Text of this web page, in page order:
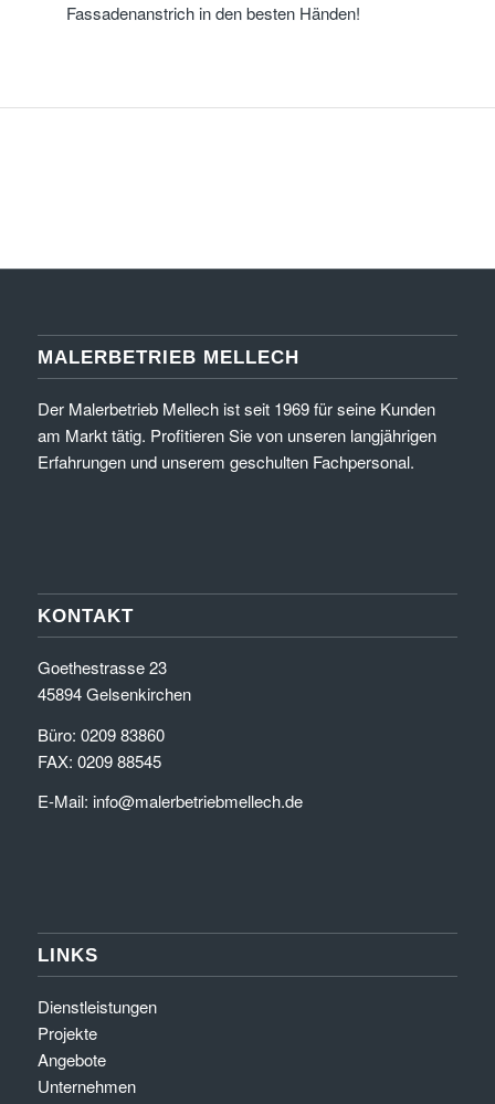
Fassadenanstrich in den besten Händen!
MALERBETRIEB MELLECH
Der Malerbetrieb Mellech ist seit 1969 für seine Kunden
am Markt tätig. Profitieren Sie von unseren langjährigen
Erfahrungen und unserem geschulten Fachpersonal.
KONTAKT
Goethestrasse 23
45894 Gelsenkirchen
Büro: 0209 83860
FAX: 0209 88545
E-Mail: info@malerbetriebmellech.de
LINKS
Dienstleistungen
Projekte
Angebote
Unternehmen